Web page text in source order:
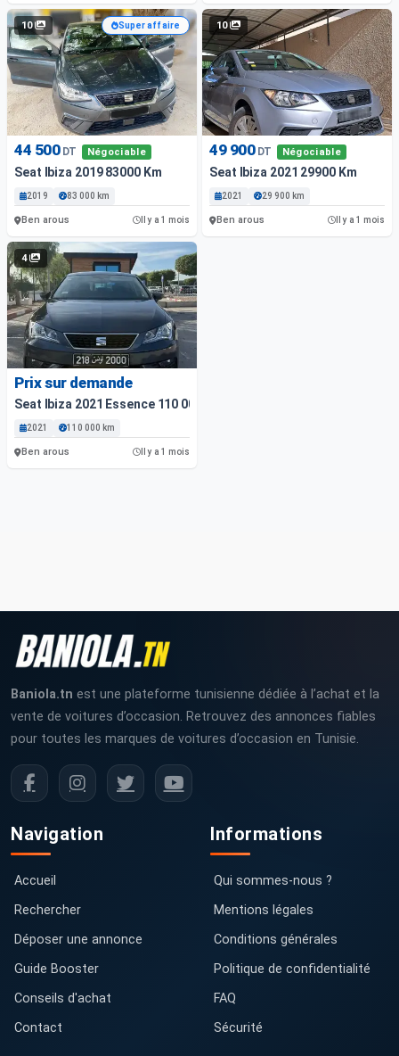
10 Super affaire
44 500 DT Négociable
Seat Ibiza 2019 83000 Km
2019 83 000 km
Ben arous Il y a 1 mois
10
49 900 DT Négociable
Seat Ibiza 2021 29900 Km
2021 29 900 km
Ben arous Il y a 1 mois
4
Prix sur demande
Seat Ibiza 2021 Essence 110 000 Km
2021 110 000 km
Ben arous Il y a 1 mois
Baniola.tn est une plateforme tunisienne dédiée à l’achat et la
vente de voitures d’occasion. Retrouvez des annonces fiables
pour toutes les marques de voitures d’occasion en Tunisie.
Navigation
Accueil
Rechercher
Déposer une annonce
Guide Booster
Conseils d'achat
Contact
Informations
Qui sommes-nous ?
Mentions légales
Conditions générales
Politique de confidentialité
FAQ
Sécurité